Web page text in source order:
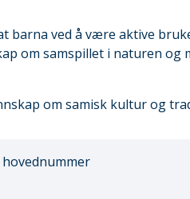
barna ved å være aktive
om samspillet i naturen og
om samisk kultur og